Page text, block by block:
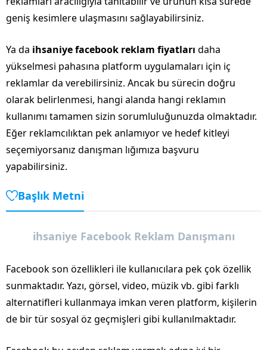
geniş kesimlere ulaşmasını sağlayabilirsiniz.
Ya da ihsaniye facebook reklam fiyatları daha
yükselmesi pahasına platform uygulamaları için iç
reklamlar da verebilirsiniz. Ancak bu sürecin doğru
olarak belirlenmesi, hangi alanda hangi reklamın
kullanımı tamamen sizin sorumluluğunuzda olmaktadır.
Eğer reklamcılıktan pek anlamıyor ve hedef kitleyi
seçemiyorsanız danışman lığımıza başvuru
yapabilirsiniz.
Başlık Metni
ihsaniye Facebook Reklam Danışmanı
Facebook son özellikleri ile kullanıcılara pek çok özellik
sunmaktadır. Yazı, görsel, video, müzik vb. gibi farklı
alternatifleri kullanmaya imkan veren platform, kişilerin
de bir tür sosyal öz geçmişleri gibi kullanılmaktadır.